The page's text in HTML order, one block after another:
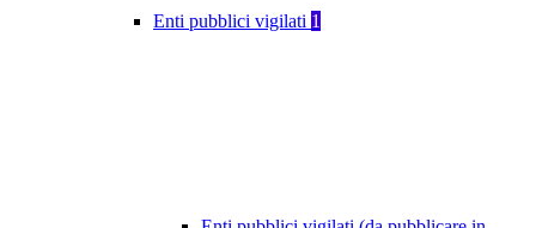
Enti pubblici vigilati 1